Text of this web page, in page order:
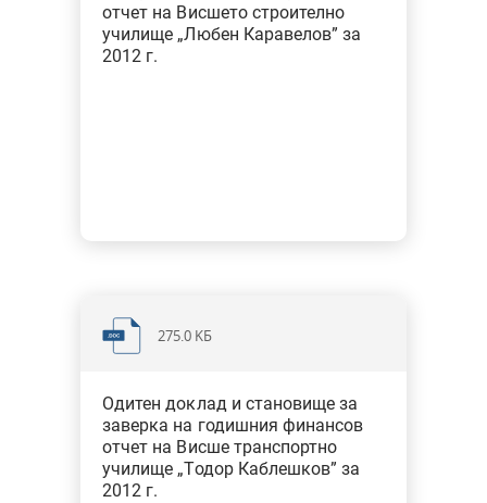
отчет на Висшето строително
училище „Любен Каравелов” за
2012 г.
275.0 KБ
Одитен доклад и становище за
заверка на годишния финансов
отчет на Висше транспортно
училище „Тодор Каблешков” за
2012 г.